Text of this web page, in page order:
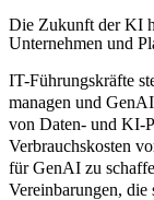
Die Zukunft der KI
Unternehmen und
IT-Führungskräfte
managen und
von Daten- und KI-
Verbrauchskosten
für GenAI zu
Vereinbarungen,